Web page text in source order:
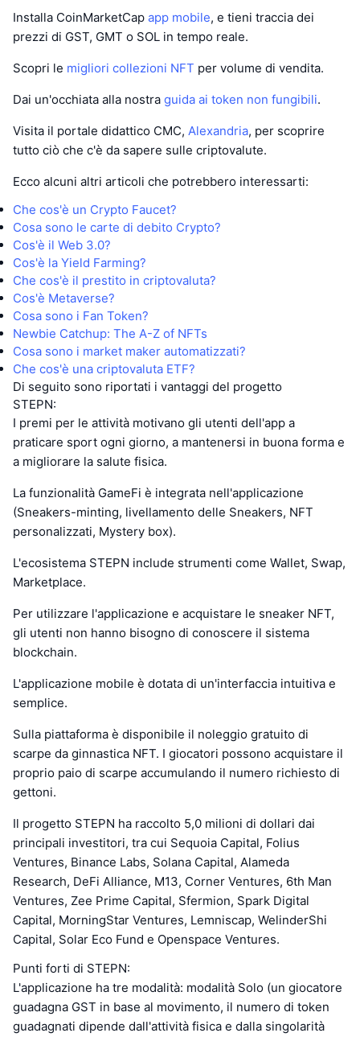
Installa CoinMarketCap app mobile, e tieni traccia dei
prezzi di GST, GMT o SOL in tempo reale.
Scopri le migliori collezioni NFT per volume di vendita.
Dai un'occhiata alla nostra guida ai token non fungibili.
Visita il portale didattico CMC, Alexandria, per scoprire
tutto ciò che c'è da sapere sulle criptovalute.
Ecco alcuni altri articoli che potrebbero interessarti:
Che cos'è un Crypto Faucet?
Cosa sono le carte di debito Crypto?
Cos'è il Web 3.0?
Cos'è la Yield Farming?
Che cos'è il prestito in criptovaluta?
Cos'è Metaverse?
Cosa sono i Fan Token?
Newbie Catchup: The A-Z of NFTs
Cosa sono i market maker automatizzati?
Che cos'è una criptovaluta ETF?
Di seguito sono riportati i vantaggi del progetto
STEPN:
I premi per le attività motivano gli utenti dell'app a
praticare sport ogni giorno, a mantenersi in buona forma e
a migliorare la salute fisica.
La funzionalità GameFi è integrata nell'applicazione
(Sneakers-minting, livellamento delle Sneakers, NFT
personalizzati, Mystery box).
L'ecosistema STEPN include strumenti come Wallet, Swap,
Marketplace.
Per utilizzare l'applicazione e acquistare le sneaker NFT,
gli utenti non hanno bisogno di conoscere il sistema
blockchain.
L'applicazione mobile è dotata di un'interfaccia intuitiva e
semplice.
Sulla piattaforma è disponibile il noleggio gratuito di
scarpe da ginnastica NFT. I giocatori possono acquistare il
proprio paio di scarpe accumulando il numero richiesto di
gettoni.
Il progetto STEPN ha raccolto 5,0 milioni di dollari dai
principali investitori, tra cui Sequoia Capital, Folius
Ventures, Binance Labs, Solana Capital, Alameda
Research, DeFi Alliance, M13, Corner Ventures, 6th Man
Ventures, Zee Prime Capital, Sfermion, Spark Digital
Capital, MorningStar Ventures, Lemniscap, WelinderShi
Capital, Solar Eco Fund e Openspace Ventures.
Punti forti di STEPN:
L'applicazione ha tre modalità: modalità Solo (un giocatore
guadagna GST in base al movimento, il numero di token
guadagnati dipende dall'attività fisica e dalla singolarità